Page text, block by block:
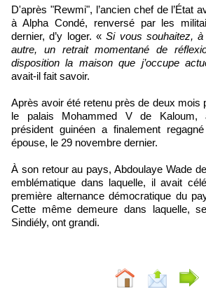
D'après "Rewmi", l’ancien chef de l’État
à Alpha Condé, renversé par les
dernier, d’y loger. «Si vous souhaitez,
autre, un retrait momentané de
disposition la maison que j’occupe
avait-il fait savoir.
Après avoir été retenu près de deux mois
le palais Mohammed V de Kaloum,
président guinéen a finalement
épouse, le 29 novembre dernier.
À son retour au pays, Abdoulaye Wade
emblématique dans laquelle, il avait
première alternance démocratique du
Cette même demeure dans laquelle,
Sindiély, ont grandi.